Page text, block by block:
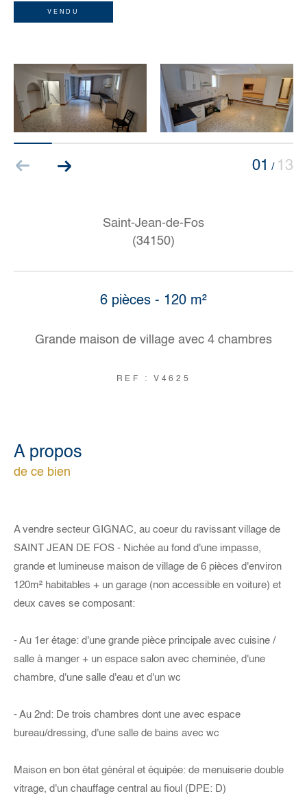
VENDU
01 / 13
Saint-Jean-de-Fos
(34150)
6 pièces - 120 m²
Grande maison de village avec 4 chambres
REF : V4625
a propos
de ce bien
A vendre secteur GIGNAC, au coeur du ravissant village de
SAINT JEAN DE FOS - Nichée au fond d'une impasse,
grande et lumineuse maison de village de 6 pièces d'environ
120m² habitables + un garage (non accessible en voiture) et
deux caves se composant:
- Au 1er étage: d'une grande pièce principale avec cuisine /
salle à manger + un espace salon avec cheminée, d'une
chambre, d'une salle d'eau et d'un wc
- Au 2nd: De trois chambres dont une avec espace
bureau/dressing, d'une salle de bains avec wc
Maison en bon état général et équipée: de menuiserie double
vitrage, d'un chauffage central au fioul (DPE: D)